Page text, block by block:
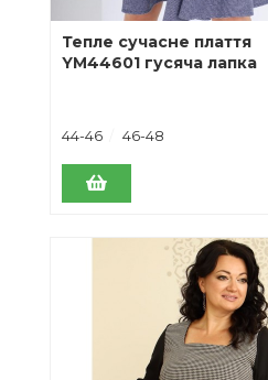
Тепле сучасне плаття
YM44601 гусяча лапка
44-46 46-48